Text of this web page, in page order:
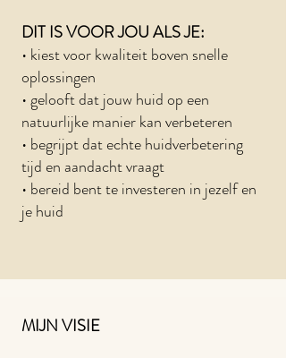
DIT IS VOOR JOU ALS JE:
• kiest voor kwaliteit boven snelle
oplossingen
• gelooft dat jouw huid op een
natuurlijke manier kan verbeteren
• begrijpt dat echte huidverbetering
tijd en aandacht vraagt
• bereid bent te investeren in jezelf en
je huid
MIJN VISIE